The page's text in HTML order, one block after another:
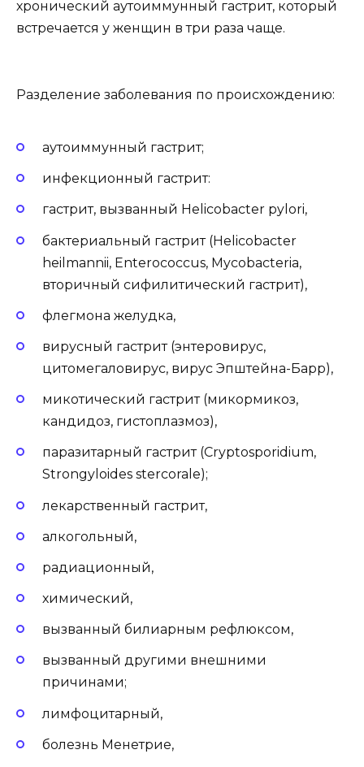
хронический аутоиммунный гастрит, который
встречается у женщин в три раза чаще.
Разделение заболевания по происхождению:
аутоиммунный гастрит;
инфекционный гастрит:
гастрит, вызванный Helicobacter pylori,
бактериальный гастрит (Helicobacter
heilmannii, Enterococcus, Mycobacteria,
вторичный сифилитический гастрит),
флегмона желудка,
вирусный гастрит (энтеровирус,
цитомегаловирус, вирус Эпштейна-Барр),
микотический гастрит (микормикоз,
кандидоз, гистоплазмоз),
паразитарный гастрит (Cryptosporidium,
Strongyloides stercorale);
лекарственный гастрит,
алкогольный,
радиационный,
химический,
вызванный билиарным рефлюксом,
вызванный другими внешними
причинами;
лимфоцитарный,
болезнь Менетрие,